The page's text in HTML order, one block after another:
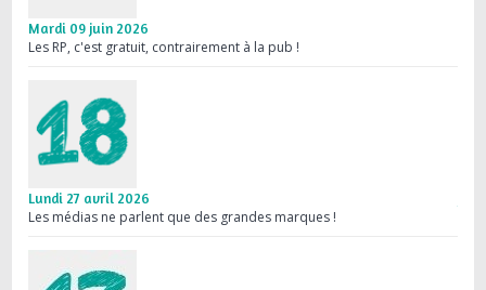
Mardi 09 juin 2026
Les RP, c'est gratuit, contrairement à la pub !
Lundi 27 avril 2026
Les médias ne parlent que des grandes marques !